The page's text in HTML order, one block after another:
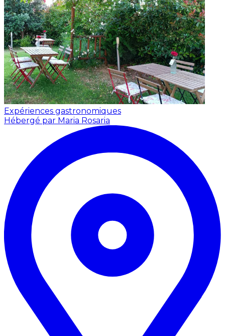
Expériences gastronomiques
Hébergé par Maria Rosaria